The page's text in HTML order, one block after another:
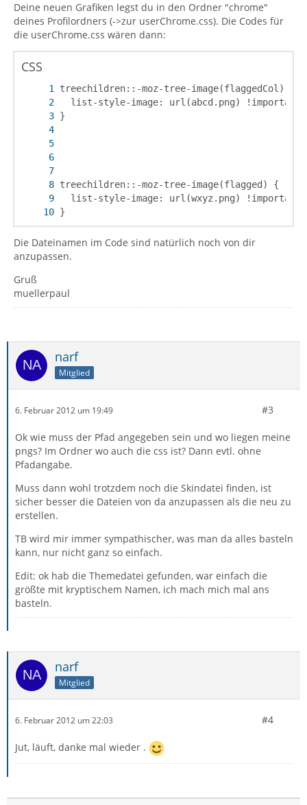
Deine neuen Grafiken legst du in den Ordner "chrome"
deines Profilordners (->zur userChrome.css). Die Codes für
die userChrome.css wären dann:
CSS
}
Die Dateinamen im Code sind natürlich noch von dir
anzupassen.
Gruß
muellerpaul
narf
Mitglied
6. Februar 2012 um 19:49 #3
Ok wie muss der Pfad angegeben sein und wo liegen meine
pngs? Im Ordner wo auch die css ist? Dann evtl. ohne
Pfadangabe.
Muss dann wohl trotzdem noch die Skindatei finden, ist
sicher besser die Dateien von da anzupassen als die neu zu
erstellen.
TB wird mir immer sympathischer, was man da alles basteln
kann, nur nicht ganz so einfach.
Edit: ok hab die Themedatei gefunden, war einfach die
größte mit kryptischem Namen, ich mach mich mal ans
basteln.
narf
Mitglied
6. Februar 2012 um 22:03 #4
Jut, läuft, danke mal wieder .